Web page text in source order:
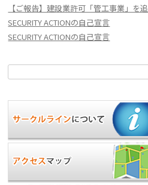
【ご報告】建設業許可「管工事業」を
SECURITY ACTIONの自己宣言
SECURITY ACTIONの自己宣言
検
索: